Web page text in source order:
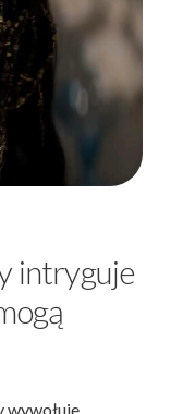
intryguje
wywołuje